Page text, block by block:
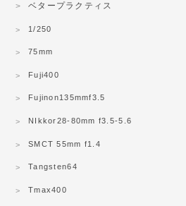
ベタープラクティス
1/250
75mm
Fuji400
Fujinon135mmf3.5
NIkkor28-80mm f3.5-5.6
SMCT 55mm f1.4
Tangsten64
Tmax400